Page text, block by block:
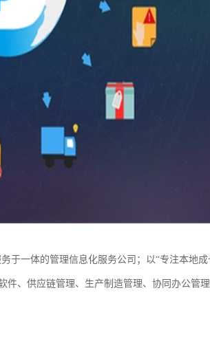
一体的管理信息化服务公司；以“专注本地成
、供应链管理、生产制造管理、协同办公管